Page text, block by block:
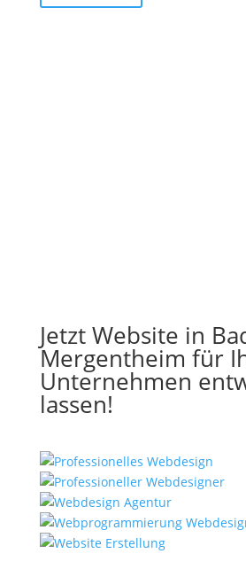
Jetzt Website in
Mergentheim für
Unternehmen
lassen!